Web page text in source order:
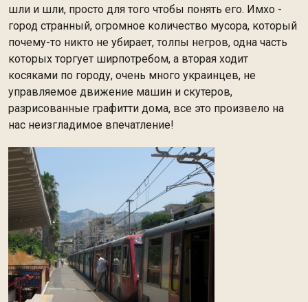
шли и шли, просто для того чтобы понять его. Имхо -
город странный, огромное количество мусора, который
почему-то никто не убирает, толпы негров, одна часть
которых торгует ширпотребом, а вторая ходит
косяками по городу, очень много украинцев, не
управляемое движение машин и скутеров,
разрисованные графитти дома, все это произвело на
нас неизгладимое впечатление!